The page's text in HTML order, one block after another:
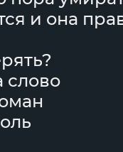
и она
слово